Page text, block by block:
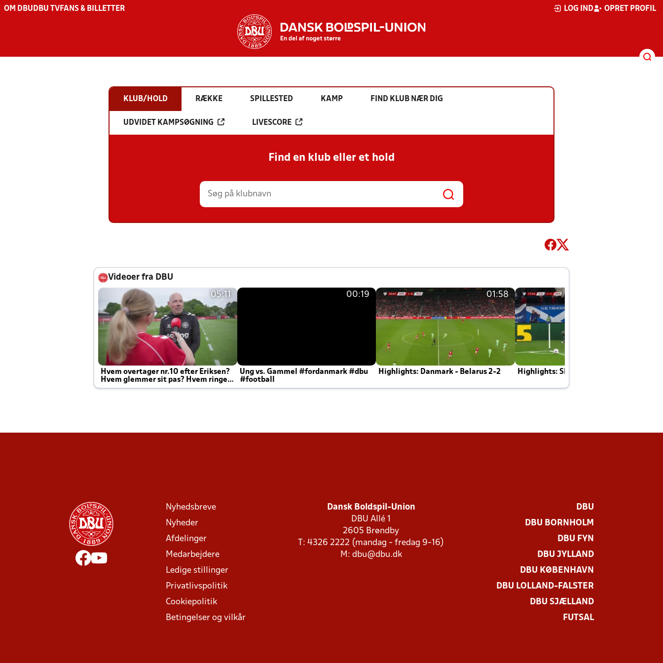
OM DBU DBU TV FANS & BILLETTER LOG IND OPRET PROFIL
KLUB/HOLD RÆKKE SPILLESTED KAMP FIND KLUB NÆR DIG
UDVIDET KAMPSØGNING LIVESCORE
Find en klub eller et hold
Videoer fra DBU
05:11
Hvem overtager nr.10 efter Eriksen?
Hvem glemmer sit pas? Hvem ringer
Joachim altid til efter kampe?
00:19
Ung vs. Gammel #fordanmark #dbu
#football
01:58
Highlights: Danmark - Belarus 2-2 Highlights: Skotland - Danmark 4-2
Nyhedsbreve
Nyheder
Afdelinger
Medarbejdere
Ledige stillinger
Privatlivspolitik
Cookiepolitik
Betingelser og vilkår
Dansk Boldspil-Union
DBU Allé 1
2605 Brøndby
T: 4326 2222 (mandag - fredag 9-16)
M: dbu@dbu.dk
DBU
DBU BORNHOLM
DBU FYN
DBU JYLLAND
DBU KØBENHAVN
DBU LOLLAND-FALSTER
DBU SJÆLLAND
FUTSAL